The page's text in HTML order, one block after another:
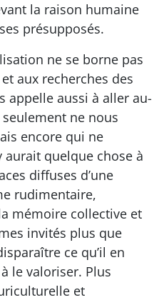
la raison humaine
présupposés.
ne se borne pas
aux recherches des
appelle aussi à aller au-
ne nous
encore qui ne
aurait quelque chose à
diffuses d’une
rudimentaire,
mémoire collective et
invités plus que
ce qu’il en
le valoriser. Plus
et